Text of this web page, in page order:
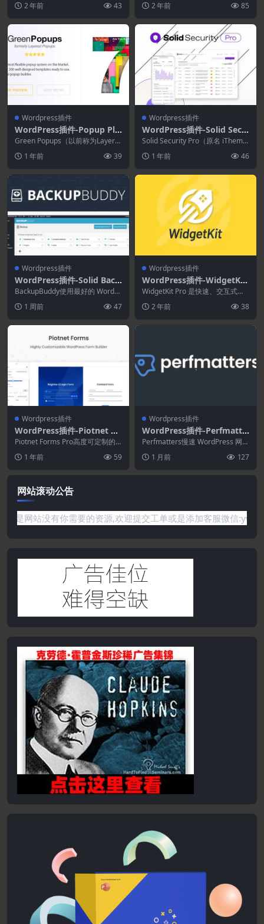
2 年前 43 2 年前 85
Wordpress插件
WordPress插件-Popup Plu
gin for WordPress–Green
Popups 7.53.0
Green Popups（以前称为Layere
1 年前 39
Wordpress插件
WordPress插件-Solid Secu
rity Pro(以前称为 iThemes
Security Pro)8.5.7
Solid Security Pro（原名 iTheme
1 年前 46
Wordpress插件
WordPress插件-Solid Back
ups (BackupBuddy) 9.1.20
-WordPress备份插件
BackupBuddy使用最好的 WordPr
1 周前 47
Wordpress插件
WordPress插件-WidgetKit
Pro 1.13.1–高级且强大的Ele
mentor插件套件
WidgetKit Pro 是快速、交互式和
它带有...
2 年前 38
Wordpress插件
WordPress插件-Piotnet Fo
rms Pro 2.1.34-高度可定制
的WordPress表单生成器
Piotnet Forms Pro高度可定制的
WordPress 表单生成器。...
1 年前 59
Wordpress插件
WordPress插件-Perfmatte
rs 2.6.5-WordPress性能插
件
Perfmatters慢速 WordPress 网站
的跳出率较高，转化率较低。p...
1 月前 127
网站滚动公告
问题或是网站没有你需要的资源,欢迎提交工单或是添加客服微